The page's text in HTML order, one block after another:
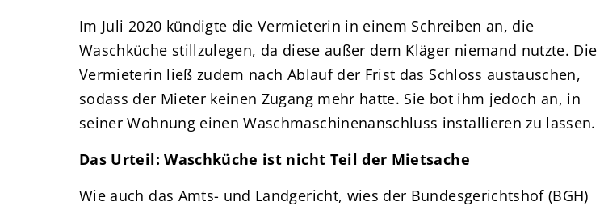
Im Juli 2020 kündigte die Vermieterin in einem Schreiben an, die
Waschküche stillzulegen, da diese außer dem Kläger niemand nutzte. Die
Vermieterin ließ zudem nach Ablauf der Frist das Schloss austauschen,
sodass der Mieter keinen Zugang mehr hatte. Sie bot ihm jedoch an, in
seiner Wohnung einen Waschmaschinenanschluss installieren zu lassen.
Das Urteil: Waschküche ist nicht Teil der Mietsache
Wie auch das Amts- und Landgericht, wies der Bundesgerichtshof (BGH)